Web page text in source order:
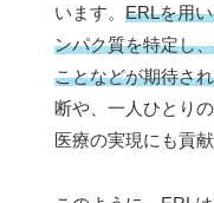
います。 ERLを用
ンパク質を特定し
ことなどが期待さ
断や、一人ひとり
医療の実現にも貢